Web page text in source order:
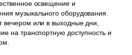
освещение и
музыкального оборудования.
вечером или в выходные дни,
на транспортную доступность и